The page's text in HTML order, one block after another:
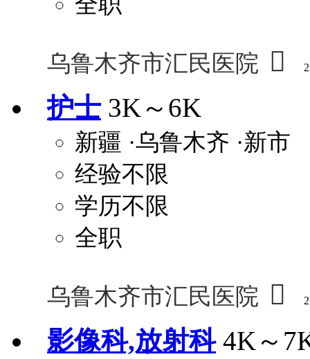
乌鲁木齐市汇民医院 
护士 3K～6K
新疆 ·乌鲁木齐 ·新市
经验不限
学历不限
全职
乌鲁木齐市汇民医院 
影像科,放射科 4K～